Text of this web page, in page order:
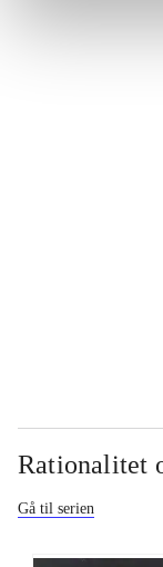
Rationalitet
Gå til serien